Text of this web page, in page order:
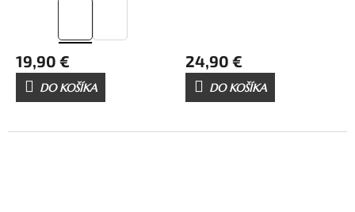
19,90 €
DO KOŠÍKA
24,90 €
DO KOŠÍKA